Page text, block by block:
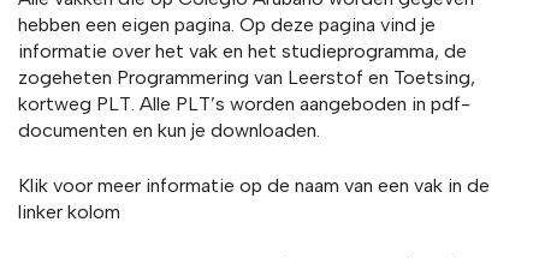
hebben een eigen pagina. Op deze pagina vind je
informatie over het vak en het studieprogramma, de
zogeheten Programmering van Leerstof en Toetsing,
kortweg PLT. Alle PLT’s worden aangeboden in pdf-
documenten en kun je downloaden.
Klik voor meer informatie op de naam van een vak in de
linker kolom